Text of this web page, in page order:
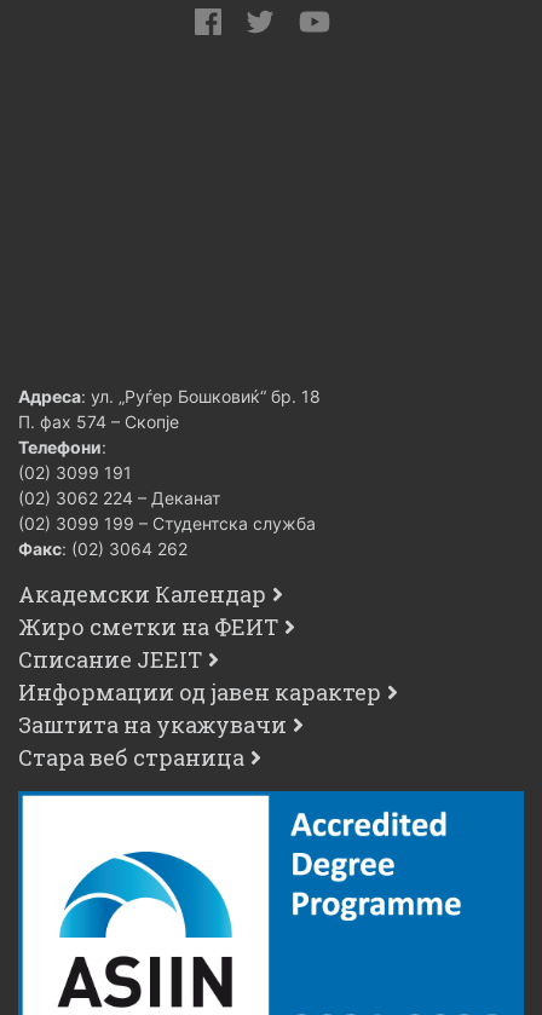
Адреса: ул. „Руѓер Бошковиќ“ бр. 18
П. фах 574 – Скопје
Телефони:
(02) 3099 191
(02) 3062 224 – Деканат
(02) 3099 199 – Студентска служба
Факс: (02) 3064 262
Академски Календар
Жиро сметки на ФЕИТ
Списание JEEIT
Информации од јавен карактер
Заштита на укажувачи
Стара веб страница